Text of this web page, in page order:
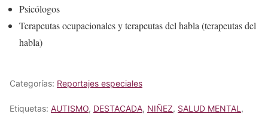
Psicólogos
Terapeutas ocupacionales y terapeutas del habla (terapeutas del
habla)
Categorías: Reportajes especiales
Etiquetas: AUTISMO, DESTACADA, NIÑEZ, SALUD MENTAL,